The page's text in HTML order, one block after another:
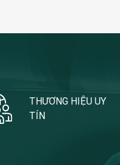
THƯƠNG HIỆU UY
TÍN